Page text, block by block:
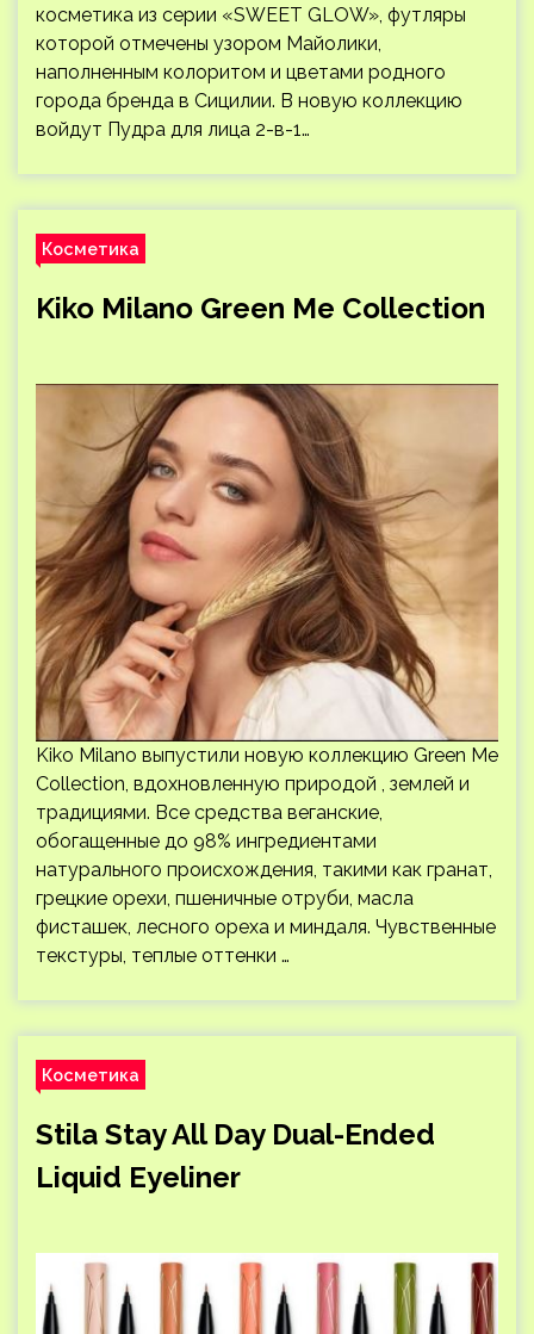
косметика из серии «SWEET GLOW», футляры
которой отмечены узором Майолики,
наполненным колоритом и цветами родного
города бренда в Сицилии. В новую коллекцию
войдут Пудра для лица 2-в-1…
Косметика
Kiko Milano Green Me Collection
Kiko Milano выпустили новую коллекцию Green Me
Collection, вдохновленную природой , землей и
традициями. Все средства веганские,
обогащенные до 98% ингредиентами
натурального происхождения, такими как гранат,
грецкие орехи, пшеничные отруби, масла
фисташек, лесного ореха и миндаля. Чувственные
текстуры, теплые оттенки …
Косметика
Stila Stay All Day Dual-Ended
Liquid Eyeliner